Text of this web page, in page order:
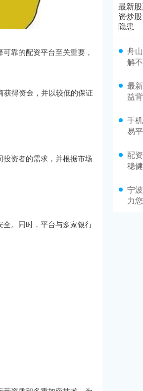
靠的配资平台至关重要，
得资金，并以较低的保证
资者的需求，并根据市场
。同时，平台与多家银行
最新
资炒
隐患
舟
解
最
益
手
易
配
稳
宁
力